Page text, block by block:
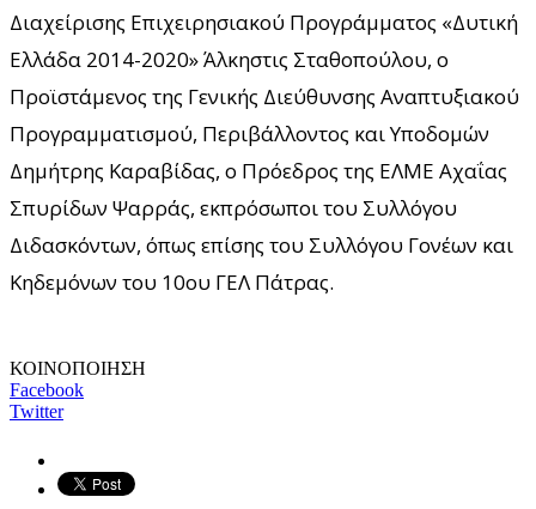
Διαχείρισης Επιχειρησιακού Προγράμματος «Δυτική
Ελλάδα 2014-2020» Άλκηστις Σταθοπούλου, ο
Προϊστάμενος της Γενικής Διεύθυνσης Αναπτυξιακού
Προγραμματισμού, Περιβάλλοντος και Υποδομών
Δημήτρης Καραβίδας, ο Πρόεδρος της ΕΛΜΕ Αχαΐας
Σπυρίδων Ψαρράς, εκπρόσωποι του Συλλόγου
Διδασκόντων, όπως επίσης του Συλλόγου Γονέων και
Κηδεμόνων του 10ου ΓΕΛ Πάτρας.
ΚΟΙΝΟΠΟΙΗΣΗ
Facebook
Twitter